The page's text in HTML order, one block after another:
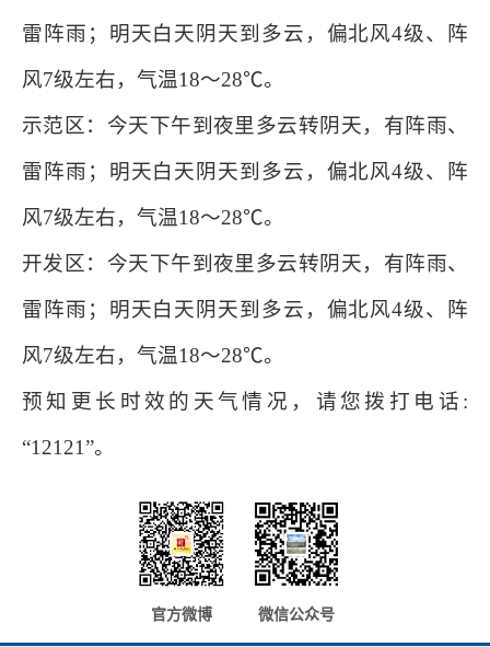
雷阵雨；明天白天阴天到多云，偏北风4级、阵
风7级左右，气温18～28℃。
示范区：今天下午到夜里多云转阴天，有阵雨、
雷阵雨；明天白天阴天到多云，偏北风4级、阵
风7级左右，气温18～28℃。
开发区：今天下午到夜里多云转阴天，有阵雨、
雷阵雨；明天白天阴天到多云，偏北风4级、阵
风7级左右，气温18～28℃。
预知更长时效的天气情况，请您拨打电话:
“12121”。
官方微博 微信公众号